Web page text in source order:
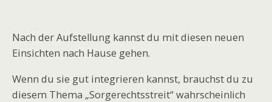
Nach der Aufstellung kannst du mit diesen neuen
Einsichten nach Hause gehen.
Wenn du sie gut integrieren kannst, brauchst du zu
diesem Thema „Sorgerechtsstreit“ wahrscheinlich